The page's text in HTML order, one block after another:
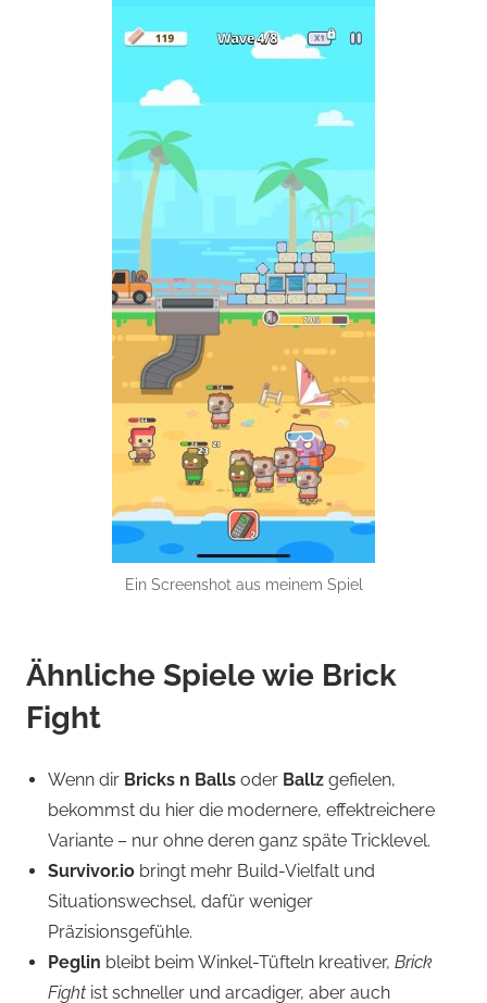
Ein Screenshot aus meinem Spiel
Ähnliche Spiele wie Brick
Fight
Wenn dir Bricks n Balls oder Ballz gefielen,
bekommst du hier die modernere, effektreichere
Variante – nur ohne deren ganz späte Tricklevel.
Survivor.io bringt mehr Build-Vielfalt und
Situationswechsel, dafür weniger
Präzisionsgefühle.
Peglin bleibt beim Winkel-Tüfteln kreativer, Brick
Fight ist schneller und arcadiger, aber auch